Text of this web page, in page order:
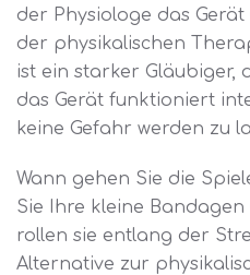
der Physiologe das
der physikalischen
ist ein starker Gläubiger,
das Gerät funktioniert
keine Gefahr werden zu
Wann gehen Sie die
Sie Ihre kleine
rollen sie entlang der
Alternative zur